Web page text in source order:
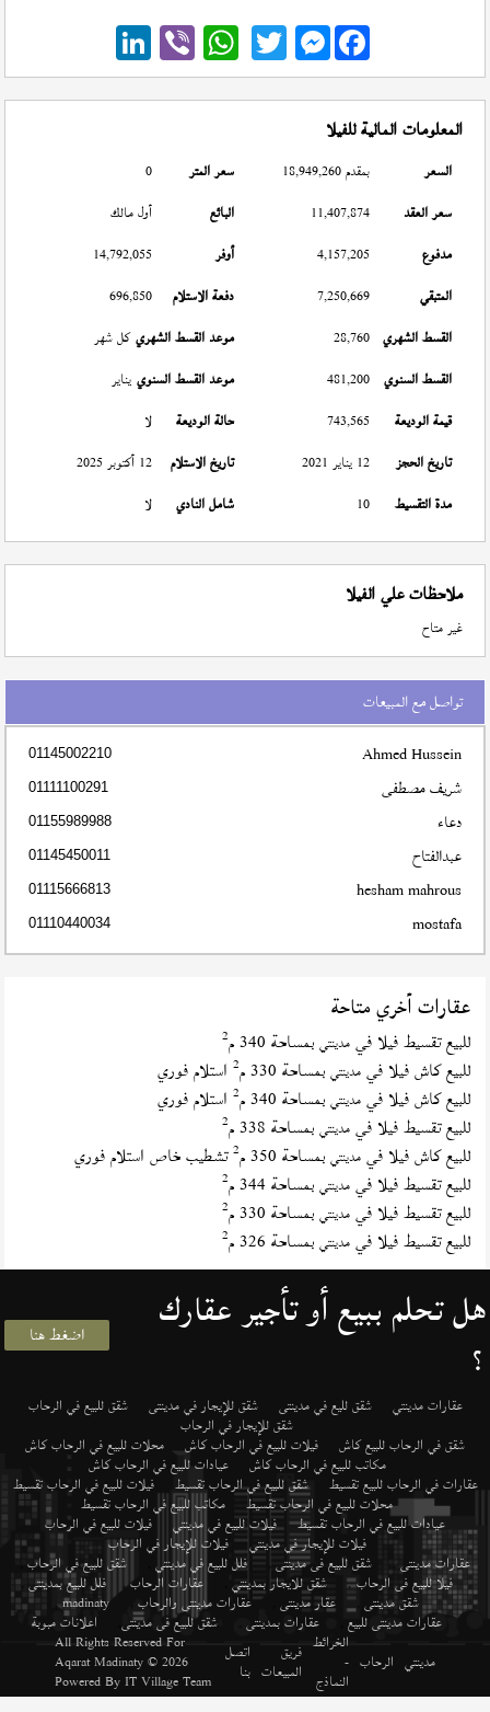
Messenger
المعلومات المالية للفيلا
السعر بمقدم 18,949,260 سعر المتر
0
سعر العقد
11,407,874 البائع
أول مالك
مدفوع
4,157,205 أوفر
14,792,055
المتبقي
7,250,669 دفعة الاستلام
696,850
القسط الشهري 28,760 موعد القسط الشهري كل شهر
القسط السنوي 481,200 موعد القسط السنوي يناير
قيمة الوديعة
743,565 حالة الوديعة
لا
تاريخ الحجز
12 يناير 2021 تاريخ الاستلام
12 أكتوبر 2025
مدة التقسيط
10 شامل النادي لا
ملاحظات علي الفيلا
غير متاح
تواصل مع المبيعات
Ahmed Hussein
01145002210
شريف مصطفى 01111100291
دعاء 01155989988
عبدالفتاح 01145450011
hesham mahrous
01115666813
mostafa
01110440034
عقارات أخري متاحة
للبيع تقسيط فيلا فيمدينتي بمساحة 340 م 2
للبيع كاش فيلا فيمدينتي بمساحة 330 م 2 استلام فوري
للبيع كاش فيلا فيمدينتي بمساحة 340 م 2 استلام فوري
للبيع تقسيط فيلا فيمدينتي بمساحة 338 م 2
للبيع كاش فيلا فيمدينتي بمساحة 350 م 2تشطيب خاص استلام فوري
للبيع تقسيط فيلا فيمدينتي بمساحة 344 م 2
للبيع تقسيط فيلا فيمدينتي بمساحة 330 م 2
للبيع تقسيط فيلا فيمدينتي بمساحة 326 م 2
هل تحلم ببيع أو تأجير عقارك
؟ اضغط هنا
عقارات مدينتي شقق لليع في مدينتى شقق للإيجار في مدينتى شقق للبيع في الرحاب
شقق للإيجار في الرحاب
شقق في الرحاب للبيع كاش فيلات للبيع في الرحاب كاش محلات للبيع في الرحاب كاش
مكاتب للبيع في الرحاب كاش عيادات للبيع في الرحاب كاش
عقارات في الرحاب للبيع تقسيط شقق للبيع في الرحاب تقسيط فيلات للبيع في الرحاب تقسيط
محلات للبيع في الرحاب تقسيط مكاتب للبيع في الرحاب تقسيط
عيادات للبيع في الرحاب تقسيط فيلات للبيع في مدينتي فيلات للبيع في الرحاب
فيلات للإيجار في مدينتي فيلات للإيجار في الرحاب
عقارات مدينتى , شقق للبيع فى مدينتى , فلل للبيع في مدينتي , شقق للبيع في الرحاب
فيلا للبيع فى الرحاب, شقق للايجار بمدينتي عقارات الرحاب, فلل للبيع بمدينتى ,
شقق مدينتى , عقار مدينتى عقارات مدينتى والرحاب madinaty
,
عقارات مدينتى للبيع عقارات بمدينتى شقق للبيع فى مدينتى
اعلانات مبوبة
مدينتي الرحاب
الخرائط
-
النماذج
فريق
المبيعات
اتصل
بنا
All Rights Reserved For
Aqarat Madinaty© 2026
Powered ByIT Village Team